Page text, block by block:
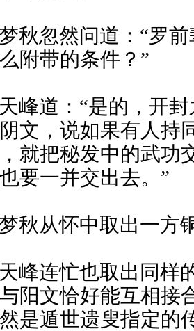
秋忽然问道：“罗
附带的条件？”
峰道：“是的，开
文，说如果有人持
就把秘发中的武功
要一并交出去。”
秋从怀中取出一方
峰连忙也取出同样
阳文恰好能互相接
是遁世遗叟指定的